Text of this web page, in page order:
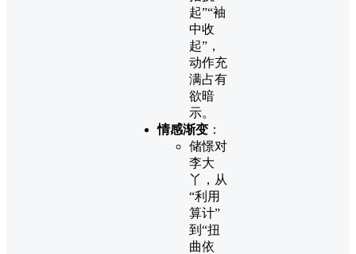
起”“袖
中收
起”，
动作充
满占有
欲暗
示。
情感渐变 ：
储憬对
李大
丫，从
“利用
算计”
到“扭
曲依